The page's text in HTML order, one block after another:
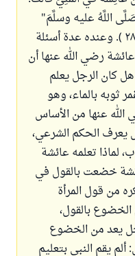
اللَّهُ عليه وسلَّمَ"
رواه مسلم في صحيحه برقم ( ٢٨٨ ). وعنده عدة أسئلة
عرفت عائشة رضي الله عنها أن
احتلم ونزل منه المني؟ ٢. هل كان الرجل يعلم
ثوبه بالماء، وهو
الله عنها من الأساس
يعرف الحكم الشرعي،
لماذا تعلمه عائشة
إن عائشة خضعت بالقول في
من قول المرأة
الخضوع بالقول،
يعد من الخضوع
يقم النبي بتعليم